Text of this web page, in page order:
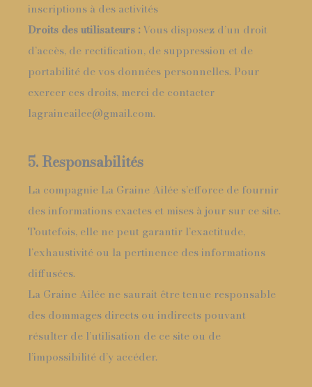
inscriptions à des activités
Droits des utilisateurs : Vous disposez d’un droit
d’accès, de rectification, de suppression et de
portabilité de vos données personnelles. Pour
exercer ces droits, merci de contacter
lagraineailee@gmail.com.
5. Responsabilités
La compagnie La Graine Ailée s’efforce de fournir
des informations exactes et mises à jour sur ce site.
Toutefois, elle ne peut garantir l’exactitude,
l’exhaustivité ou la pertinence des informations
diffusées.
La Graine Ailée ne saurait être tenue responsable
des dommages directs ou indirects pouvant
résulter de l’utilisation de ce site ou de
l’impossibilité d’y accéder.